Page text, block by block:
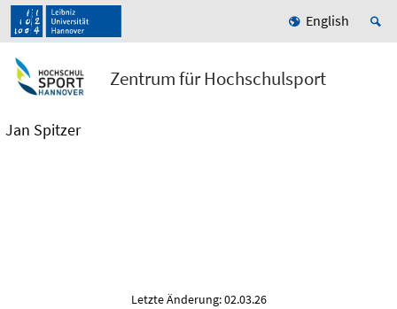
English
Zentrum für Hochschulsport
Jan Spitzer
Letzte Änderung: 02.03.26